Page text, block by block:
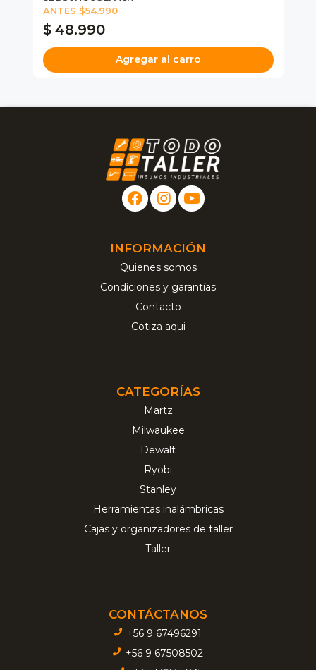
ANTES $54.990
$ 48.990
Agregar al carro
INFORMACIÓN
Quienes somos
Condiciones y garantías
Contacto
Cotiza aqui
CATEGORÍAS
Martz
Milwaukee
Dewalt
Ryobi
Stanley
Herramientas inalámbricas
Cajas y organizadores de taller
Taller
CONTÁCTANOS
+56 9 67496291
+56 9 67508502